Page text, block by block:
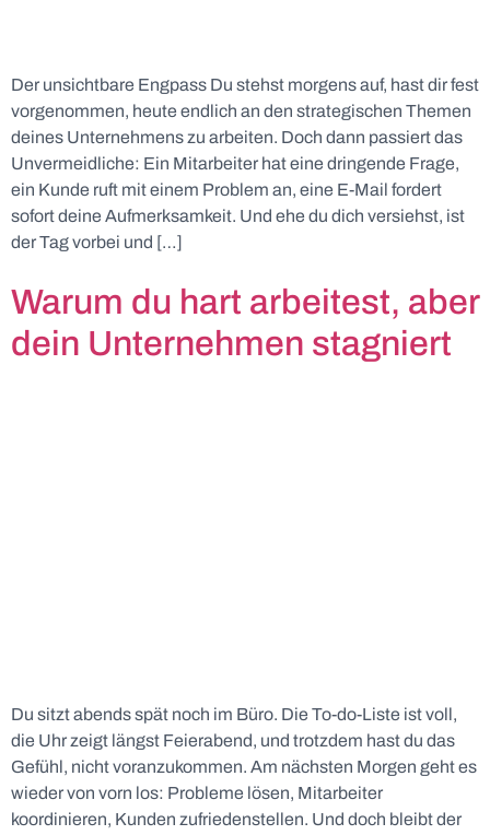
Der unsichtbare Engpass Du stehst morgens auf, hast dir fest
vorgenommen, heute endlich an den strategischen Themen
deines Unternehmens zu arbeiten. Doch dann passiert das
Unvermeidliche: Ein Mitarbeiter hat eine dringende Frage,
ein Kunde ruft mit einem Problem an, eine E-Mail fordert
sofort deine Aufmerksamkeit. Und ehe du dich versiehst, ist
der Tag vorbei und […]
Warum du hart arbeitest, aber
dein Unternehmen stagniert
Du sitzt abends spät noch im Büro. Die To-do-Liste ist voll,
die Uhr zeigt längst Feierabend, und trotzdem hast du das
Gefühl, nicht voranzukommen. Am nächsten Morgen geht es
wieder von vorn los: Probleme lösen, Mitarbeiter
koordinieren, Kunden zufriedenstellen. Und doch bleibt der